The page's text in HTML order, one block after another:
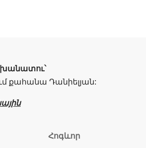
քահանա Դանիելյան:
Հոգևոր